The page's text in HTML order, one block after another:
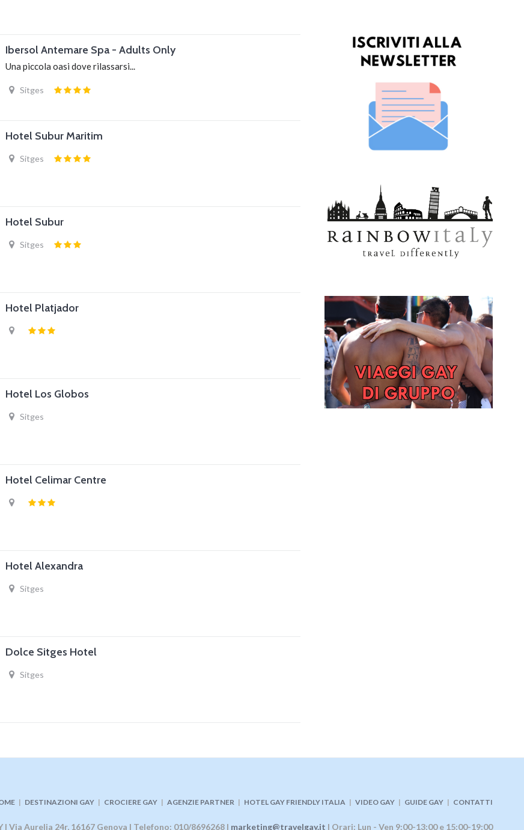
Ibersol Antemare Spa - Adults Only
Una piccola oasi dove rilassarsi...
Sitges
Hotel Subur Maritim
Sitges
Hotel Subur
Sitges
Hotel Platjador
Hotel Los Globos
Sitges
Hotel Celimar Centre
Hotel Alexandra
Sitges
Dolce Sitges Hotel
Sitges
| DESTINAZIONI GAY | CROCIERE GAY | AGENZIE PARTNER | HOTEL GAY FRIENDLY ITALIA | VIDEO GAY | GUIDE GAY | CONTATTI
| Via Aurelia 24r, 16167 Genova | Telefono: 010/8696268 | marketing@travelgay.it | Orari: Lun - Ven 9:00-13:00 e 15:00-19:00